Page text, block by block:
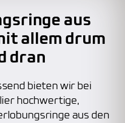
aus
allem drum
dran
bieten wir bei
hochwertige,
aus den